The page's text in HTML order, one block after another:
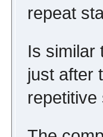
repeat
Is similar
just after
repetitive